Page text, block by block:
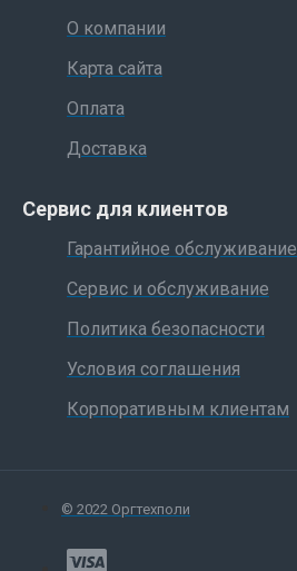
О компании
Карта сайта
Оплата
Доставка
Сервис для клиентов
Гарантийное обслуживание
Сервис и обслуживание
Политика безопасности
Условия соглашения
Корпоративным клиентам
© 2022 Оргтехполи